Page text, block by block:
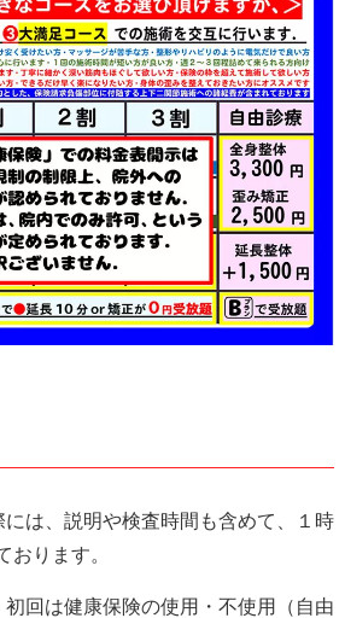
は、説明や検査時間も含めて、１時
おります。
回は健康保険の使用・不使用（自由